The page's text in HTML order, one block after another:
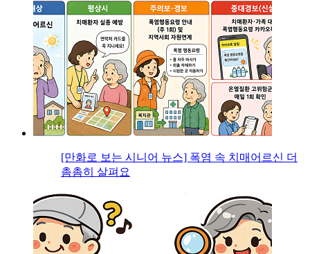
[만화로 보는 시니어 뉴스] 폭염 속 치매어르신 더
촘촘히 살펴요